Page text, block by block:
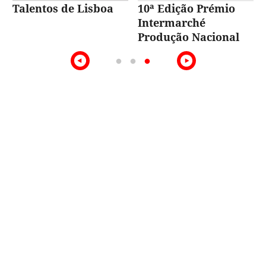
Talentos de Lisboa
10ª Edição Prémio
Intermarché
Produção Nacional